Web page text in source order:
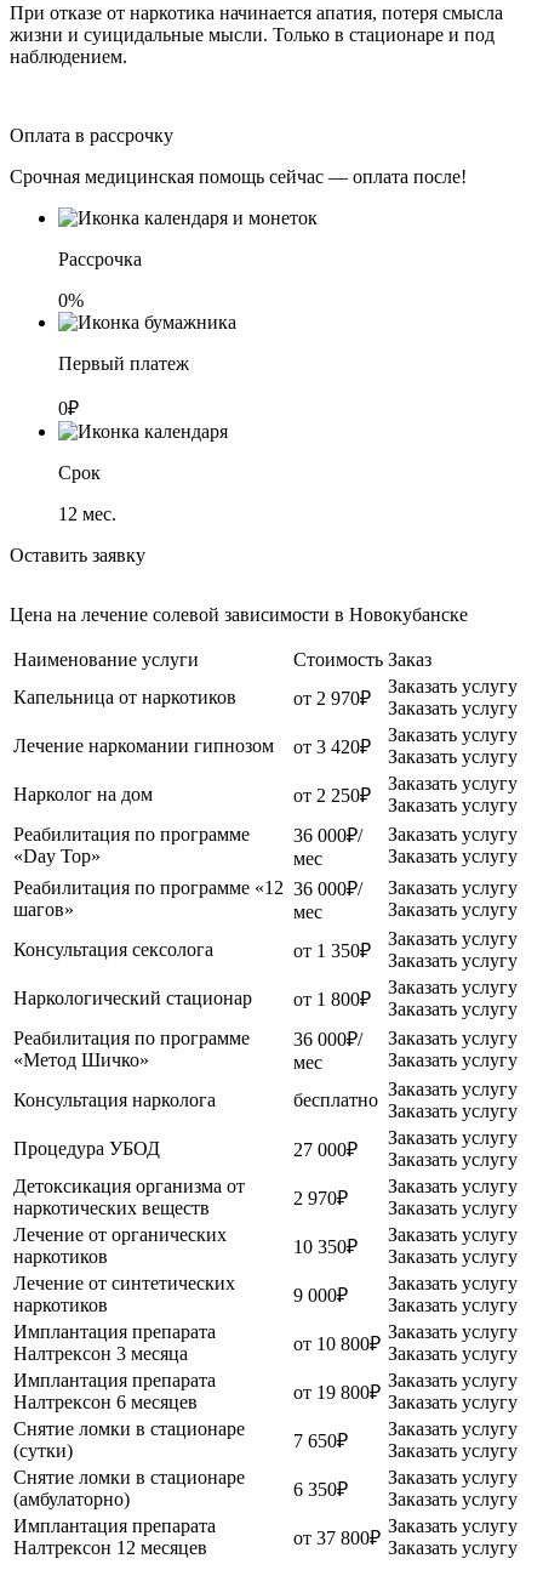
При отказе от наркотика начинается апатия, потеря смысла
жизни и суицидальные мысли. Только в стационаре и под
наблюдением.
Оплата в рассрочку
Срочная медицинская помощь сейчас — оплата после!
Рассрочка
0%
Первый платеж
0₽
Срок
12 мес.
Оставить заявку
Цена на лечение солевой зависимости в Новокубанске
Наименование услуги Стоимость Заказ
Капельница от наркотиков
от 2 970₽
Заказать услугу
Заказать услугу
Лечение наркомании гипнозом
от 3 420₽
Заказать услугу
Заказать услугу
Нарколог на дом
от 2 250₽
Заказать услугу
Заказать услугу
Реабилитация по программе
«Day Top»
36 000₽/
мес
Заказать услугу
Заказать услугу
Реабилитация по программе «12
шагов»
36 000₽/
мес
Заказать услугу
Заказать услугу
Консультация сексолога
от 1 350₽
Заказать услугу
Заказать услугу
Наркологический стационар
от 1 800₽
Заказать услугу
Заказать услугу
Реабилитация по программе
«Метод Шичко»
36 000₽/
мес
Заказать услугу
Заказать услугу
Консультация нарколога
бесплатно
Заказать услугу
Заказать услугу
Процедура УБОД
27 000₽
Заказать услугу
Заказать услугу
Детоксикация организма от
наркотических веществ
2 970₽
Заказать услугу
Заказать услугу
Лечение от органических
наркотиков
10 350₽
Заказать услугу
Заказать услугу
Лечение от синтетических
наркотиков
9 000₽
Заказать услугу
Заказать услугу
Имплантация препарата
Налтрексон 3 месяца
от 10 800₽
Заказать услугу
Заказать услугу
Имплантация препарата
Налтрексон 6 месяцев
от 19 800₽
Заказать услугу
Заказать услугу
Снятие ломки в стационаре
(сутки)
7 650₽
Заказать услугу
Заказать услугу
Снятие ломки в стационаре
(амбулаторно)
6 350₽
Заказать услугу
Заказать услугу
Имплантация препарата
Налтрексон 12 месяцев
от 37 800₽
Заказать услугу
Заказать услугу